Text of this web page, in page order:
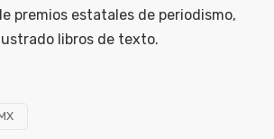
premios estatales de periodismo,
libros de texto.